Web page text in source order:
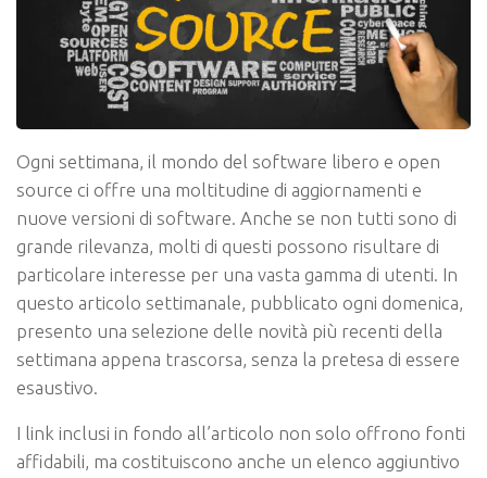
Ogni settimana, il mondo del software libero e open
source ci offre una moltitudine di aggiornamenti e
nuove versioni di software. Anche se non tutti sono di
grande rilevanza, molti di questi possono risultare di
particolare interesse per una vasta gamma di utenti. In
questo articolo settimanale, pubblicato ogni domenica,
presento una selezione delle novità più recenti della
settimana appena trascorsa, senza la pretesa di essere
esaustivo.
I link inclusi in fondo all’articolo non solo offrono fonti
affidabili, ma costituiscono anche un elenco aggiuntivo